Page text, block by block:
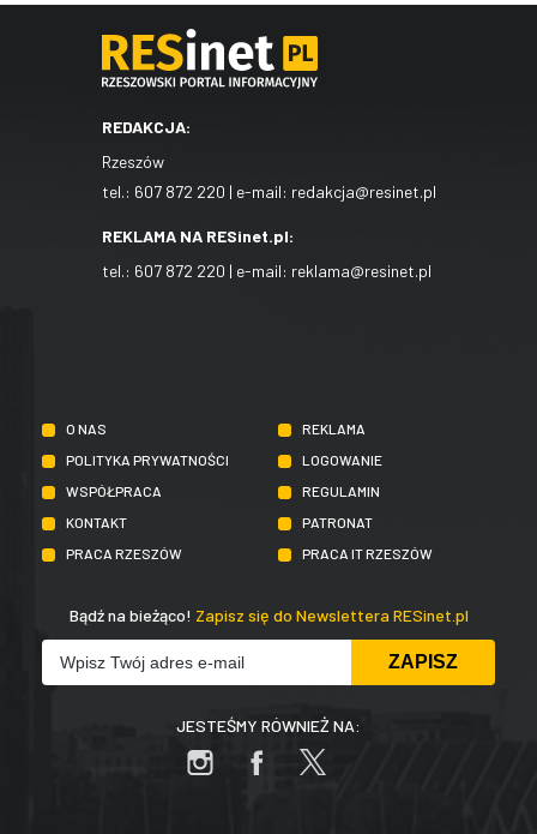
REDAKCJA:
Rzeszów
tel.: 607 872 220 | e-mail: redakcja@resinet.pl
REKLAMA NA RESinet.pl:
tel.: 607 872 220 | e-mail: reklama@resinet.pl
O NAS
REKLAMA
POLITYKA PRYWATNOŚCI
LOGOWANIE
WSPÓŁPRACA
REGULAMIN
KONTAKT
PATRONAT
PRACA RZESZÓW
PRACA IT RZESZÓW
Bądź na bieżąco! Zapisz się do Newslettera RESinet.pl
JESTEŚMY RÓWNIEŻ NA: